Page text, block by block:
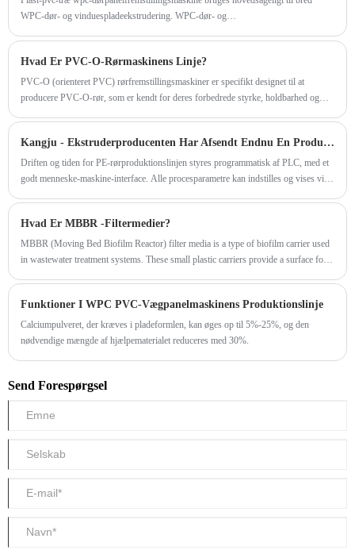
tilslutningsmuligheder, tilbehørsinstallation og
pålidelige kvalitet, har fundet udbredt brug i
forskellige applikationer og erstatter ofte
traditionelle beton- og jernrør.
WPC-dør- og vinduespladeekstrudering. WPC-dør- og
bordafhentningsmaskine, brætskæremaskine, brætstabler.
Hvad Er PVC-O-Rørmaskinens Linje?
PVC-O (orienteret PVC) rørfremstillingsmaskiner er specifikt designet til at
producere PVC-O-rør, som er kendt for deres forbedrede styrke, holdbarhed og
Her findes de vigtigste komponenter, der typisk findes i en PVC-O-rørmaskine: Kangju - Ekstruderproducenten Har Afsendt Endnu En Produktionslinje På 50-200 PE-Rør I Dag
Driften og tiden for PE-rørproduktionslinjen styres programmatisk af PLC, med et
godt menneske-maskine-interface. Alle procesparametre kan indstilles og vises via
Hvad Er MBBR -filtermedier?
MBBR (Moving Bed Biofilm Reactor) filter media is a type of biofilm carrier used
in wastewater treatment systems. These small plastic carriers provide a surface for
carriers within the reactor, allowing for a highly efficient treatment of wastewater.
Funktioner I WPC PVC-Vægpanelmaskinens Produktionslinje
Calciumpulveret, der kræves i pladeformlen, kan øges op til 5%-25%, og den
nødvendige mængde af hjælpematerialet reduceres med 30%.
Send Forespørgsel